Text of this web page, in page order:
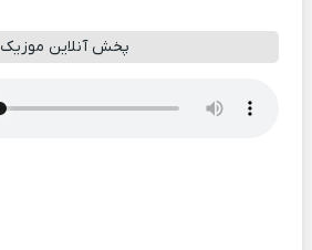
پخش آنلاین موزیک